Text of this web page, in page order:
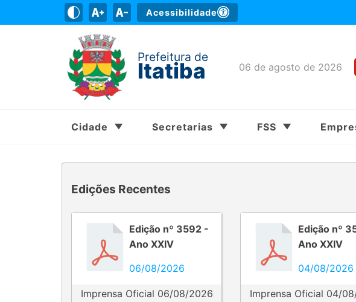
Acessibilidade
Prefeitura de
Itatiba 06 de agosto de 2026
Cidade Secretarias FSS
Edições Recentes
Edição nº 3592 -
Ano XXIV
06/08/2026
Imprensa Oficial 06/08/2026
Edição nº
Ano XXIV
04/08/2026
Imprensa Oficial 04/